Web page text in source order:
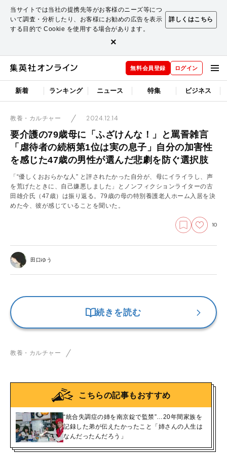
当サイトでは当社の提携先等がお客様のニーズ等につ
いて調査・分析したり、お客様にお勧めの広告を表示
する目的で Cookie を使用する場合があります。
詳しくはこちら
×
無料会員登録 ログイン
新着 ランキング ニュース 特集 ビジネス
教養・カルチャー 2024.12.14
要介護の79歳母に「ふざけんな！」と罵詈雑言
「虐待者の続柄第1位は実の息子」自分の加害性
を感じた47歳の男性が選んだ悲劇を防ぐ選択肢
「“優しくおおらかな人” と評されたかった自分が、母にイライラし、声
を荒げたときに、自己嫌悪しました」とノンフィクションライターの古
田雄介氏（47歳）は振り返る。79歳の母の特別養護老人ホーム入居を決
めた今、彼が感じていることを聞いた。
10
田口ゆう
続きを読む
教養・カルチャー
こちらの記事もおすすめ
“統合失調症の姉を南京錠で監禁”…20年間家族を
記録した弟が伝えたかったこと「姉さんの人生は
なんだったんだろう」